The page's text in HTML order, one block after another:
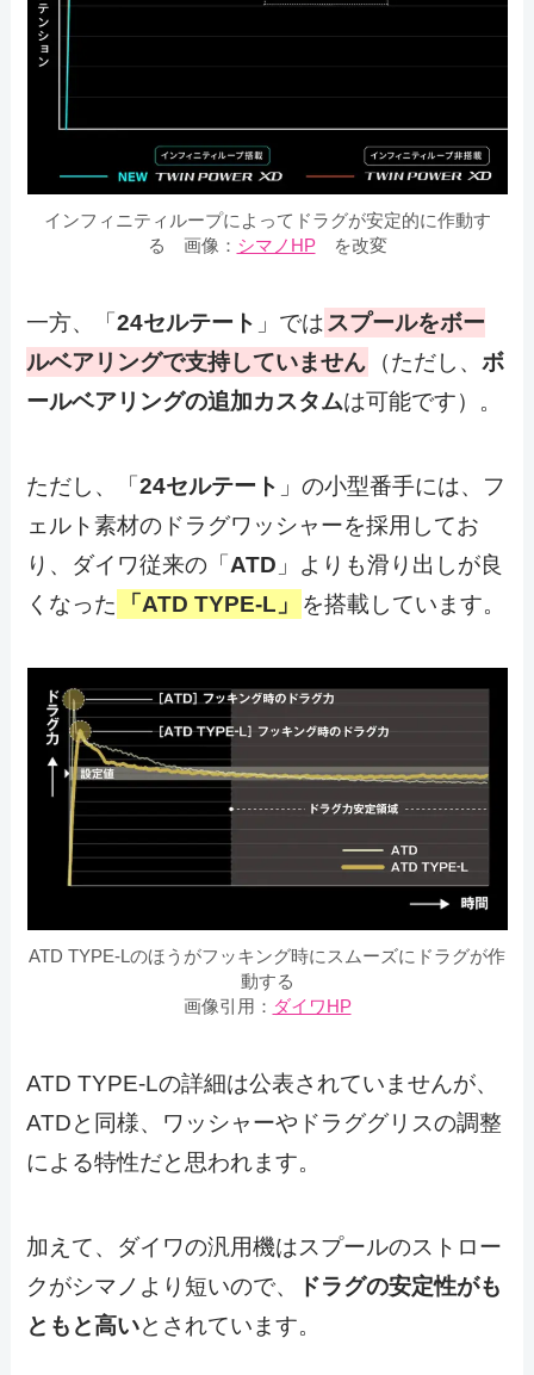
インフィニティループによってドラグが安定的に作動す
る 画像： シマノHPを改変
一方、「24セルテート 」では スプールをボー
ルベアリングで支持していません
（ただし、ボ
ールベアリングの追加カスタムは可能です）。
ただし、「24セルテート 」の小型番手には、フ
ェルト素材のドラグワッシャーを採用してお
り、ダイワ従来の「ATD 」よりも滑り出しが良
くなった
「ATD TYPE-L」 を搭載しています。
ATD TYPE-Lのほうがフッキング時にスムーズにドラグが作
動する
画像引用： ダイワHP
ATD TYPE-Lの詳細は公表されていませんが、
ATDと同様、ワッシャーやドラググリスの調整
による特性だと思われます。
加えて、ダイワの汎用機はスプールのストロー
クがシマノより短いので、
ドラグの安定性がも
ともと高いとされています。